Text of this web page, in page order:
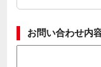
お問い合わせ内